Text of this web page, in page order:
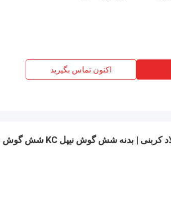
اکنون تماس بگیرید